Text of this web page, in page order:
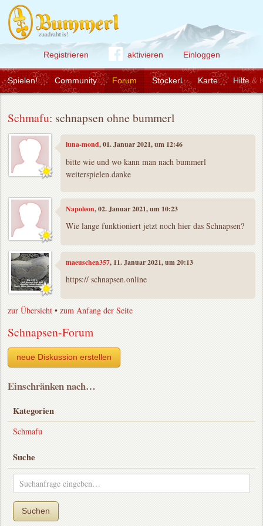
Registrieren aktivieren Einloggen
Community Forum Stockerl Karte Hilfe &
Spielen!
Schmafu: schnapsen ohne bummerl
luna-mond, 01. Januar 2021, um 12:46
bitte wie und wo kann man nach bummerl
weiterspielen.danke
Napoleon, 02. Januar 2021, um 10:23
Wie lange funktioniert jetzt noch hier das Schnapsen?
maeuschen357, 11. Januar 2021, um 20:13
https:// schnapsen.online
zur Übersicht •zum Anfang der Seite
Schnapsen-Forum
neue Diskussion erstellen
Einschränken nach…
Kategorien
Schmafu
Suche
Suchen